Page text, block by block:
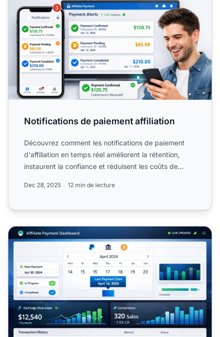
Notifications de paiement affiliation
Découvrez comment les notifications de paiement
d'affiliation en temps réel améliorent la rétention,
instaurent la confiance et réduisent les coûts de
Dec 28, 2025 12 min de lecture
Améliorations des paiements d’affiliation